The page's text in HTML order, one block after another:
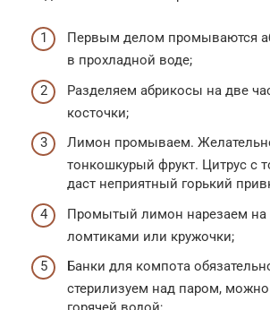
Первым делом промываются
в прохладной воде;
Разделяем абрикосы на две
косточки;
Лимон промываем.
тонкошкурый фрукт. Цитрус с
даст неприятный горький
Промытый лимон нарезаем на
ломтиками или кружочки;
Банки для компота
стерилизуем над паром, можно